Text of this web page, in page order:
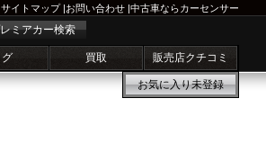
サイトマップ|お問い合わせ |中古車ならカーセンサー
ミアカー検索
買取 販売店クチコミ
お気に入り未登録